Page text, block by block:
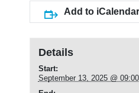
Add to iCalendar
Details
Start:
September 13, 2025 @ 09:00